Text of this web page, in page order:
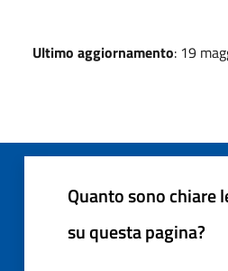
Ultimo aggiornamento: 19
Quanto sono chiare
su questa pagina?